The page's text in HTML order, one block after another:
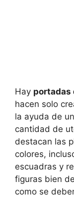
Hay portadas
hacen solo
la ayuda de
cantidad de
destacan las
colores,
escuadras y
figuras bien
como se